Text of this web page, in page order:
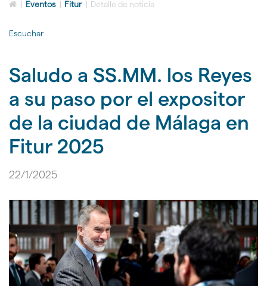
idioma
Icono
para
la
página
de
inicio
| Eventos | Fitur | Detalle de noticia
Escuchar
Saludo a SS.MM. los Reyes
a su paso por el expositor
de la ciudad de Málaga en
Fitur 2025
22/1/2025